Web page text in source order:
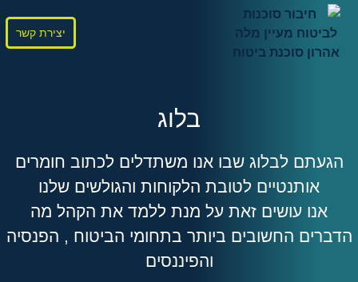
יצירת קשר
בלוג
הגעתם לבלוג שבו אנו משתדלים לכתוב חומרים
אותנטיים לטובת הלקוחות והגולשים שלנו
אנו עושים זאת על מנת ללמד את הקהל מה
הדברים החשובים ביותר בתחומי הביטוח , הפנסיה
והפיננסים